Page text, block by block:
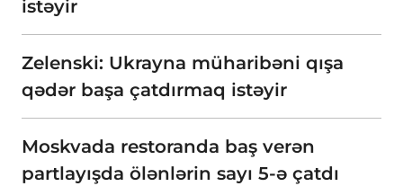
istəyir
Zelenski: Ukrayna müharibəni qışa
qədər başa çatdırmaq istəyir
Moskvada restoranda baş verən
partlayışda ölənlərin sayı 5-ə çatdı